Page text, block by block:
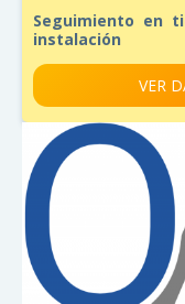
Seguimiento en
instalación
VER